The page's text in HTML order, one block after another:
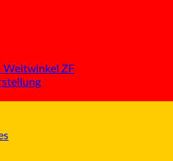
Weitwinkel ZF